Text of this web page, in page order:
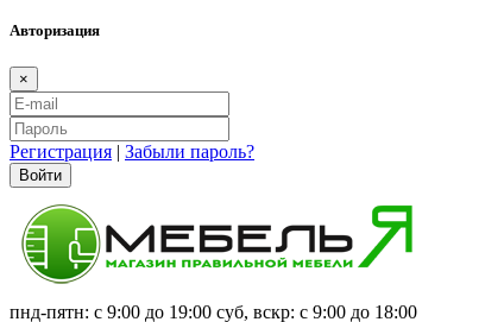
Авторизация
×
Регистрация | Забыли пароль?
Войти
пнд-пятн: с 9:00 до 19:00 суб, вскр: с 9:00 до 18:00